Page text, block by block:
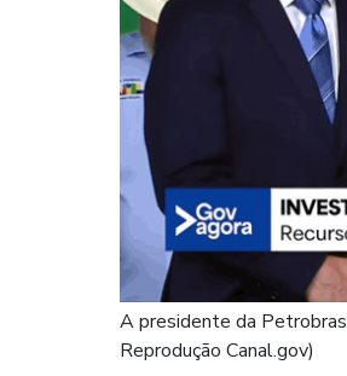
A presidente da
Reprodução Canal.gov)